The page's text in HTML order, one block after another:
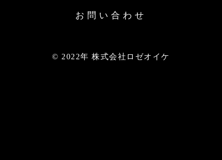
お問い合わせ
© 2022年 株式会社ロゼオイケ